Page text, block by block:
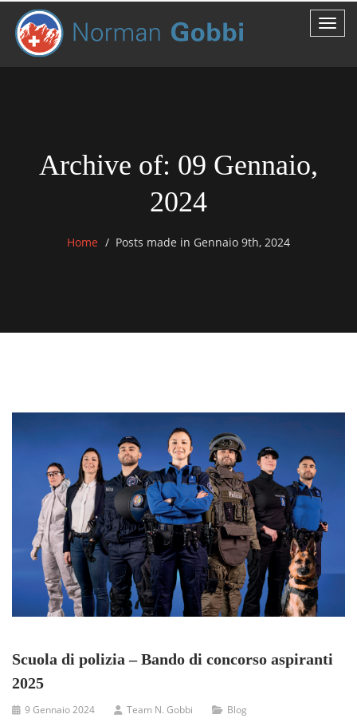
Archive of: 09 Gennaio,
2024
Home Posts made in Gennaio 9th, 2024
Scuola di polizia – Bando di concorso aspiranti
2025
9 Gennaio 2024 Team N. Gobbi
Blog